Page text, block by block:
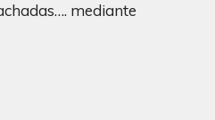
mediante